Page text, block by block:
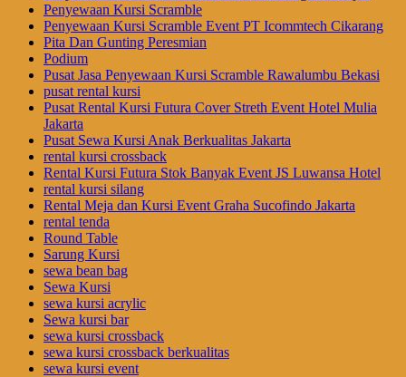
Penyewaan Kursi Scramble
Penyewaan Kursi Scramble Event PT Icommtech Cikarang
Pita Dan Gunting Peresmian
Podium
Pusat Jasa Penyewaan Kursi Scramble Rawalumbu Bekasi
pusat rental kursi
Pusat Rental Kursi Futura Cover Streth Event Hotel Mulia
Jakarta
Pusat Sewa Kursi Anak Berkualitas Jakarta
rental kursi crossback
Rental Kursi Futura Stok Banyak Event JS Luwansa Hotel
rental kursi silang
Rental Meja dan Kursi Event Graha Sucofindo Jakarta
rental tenda
Round Table
Sarung Kursi
sewa bean bag
Sewa Kursi
sewa kursi acrylic
Sewa kursi bar
sewa kursi crossback
sewa kursi crossback berkualitas
sewa kursi event